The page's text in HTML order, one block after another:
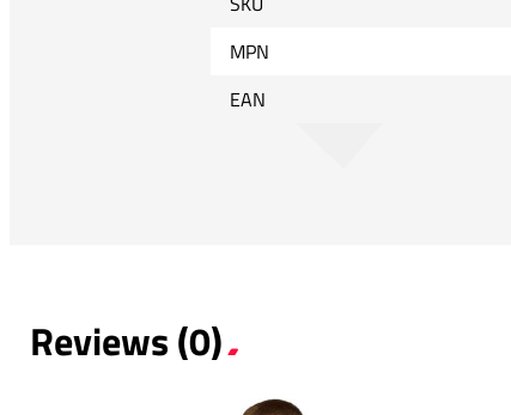
MPN
EAN
Reviews (0)